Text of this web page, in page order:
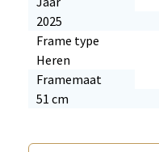
2025
Frame type
Heren
Framemaat
51 cm